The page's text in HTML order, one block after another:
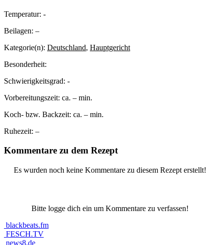
Temperatur: -
Beilagen: –
Kategorie(n): Deutschland, Hauptgericht
Besonderheit:
Schwierigkeitsgrad: -
Vorbereitungszeit: ca. – min.
Koch- bzw. Backzeit: ca. – min.
Ruhezeit: –
Kommentare zu dem Rezept
Es wurden noch keine Kommentare zu diesem Rezept erstellt!
Bitte logge dich ein um Kommentare zu verfassen!
blackbeats.fm
FESCH.TV
news8.de